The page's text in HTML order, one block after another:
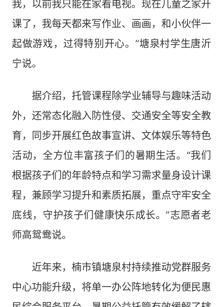
我，以前我只能在家看电视。现在儿童之家开
课了，我每天都来写作业、画画，和小伙伴一
起做游戏，过得特别开心。”塘泉村学生唐沂
宁说。
据介绍，托管课程除学业辅导与趣味活动
外，还常态化融入防性侵、交通安全等安全教
育，同步开展红色故事宣讲、文体娱乐等特色
活动，全方位丰富孩子们的暑期生活。“我们
根据孩子们的年龄特点和学习需求量身设计课
程，兼顾学习提升和素质拓展，重点守牢安全
底线，守护孩子们健康快乐成长。”志愿者老
师高鸳鸯说。
近年来，楠市镇塘泉村持续推动党群服务
中心功能升级，将单一办公阵地转化为便民惠